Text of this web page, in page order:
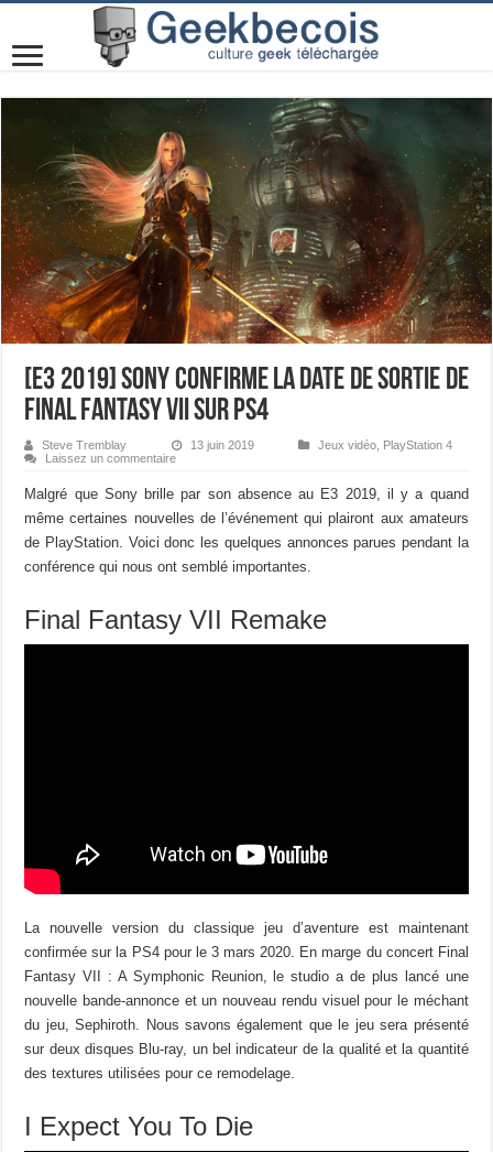
[E3 2019] Sony confirme la date de sortie de
Final Fantasy VII sur PS4
Steve Tremblay 13 juin 2019 Jeux vidéo, PlayStation 4
Laissez un commentaire
Malgré que Sony brille par son absence au E3 2019, il y a quand
même certaines nouvelles de l’événement qui plairont aux amateurs
de PlayStation. Voici donc les quelques annonces parues pendant la
conférence qui nous ont semblé importantes.
Final Fantasy VII Remake
La nouvelle version du classique jeu d’aventure est maintenant
confirmée sur la PS4 pour le 3 mars 2020. En marge du concert Final
Fantasy VII : A Symphonic Reunion, le studio a de plus lancé une
nouvelle bande-annonce et un nouveau rendu visuel pour le méchant
du jeu, Sephiroth. Nous savons également que le jeu sera présenté
sur deux disques Blu-ray, un bel indicateur de la qualité et la quantité
des textures utilisées pour ce remodelage.
I Expect You To Die